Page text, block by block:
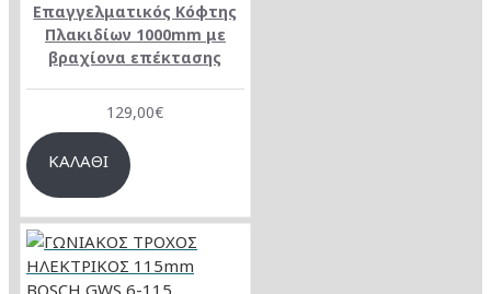
Επαγγελματικός Κόφτης
Πλακιδίων 1000mm με
βραχίονα επέκτασης
129,00€
ΚΑΛΆΘΙ